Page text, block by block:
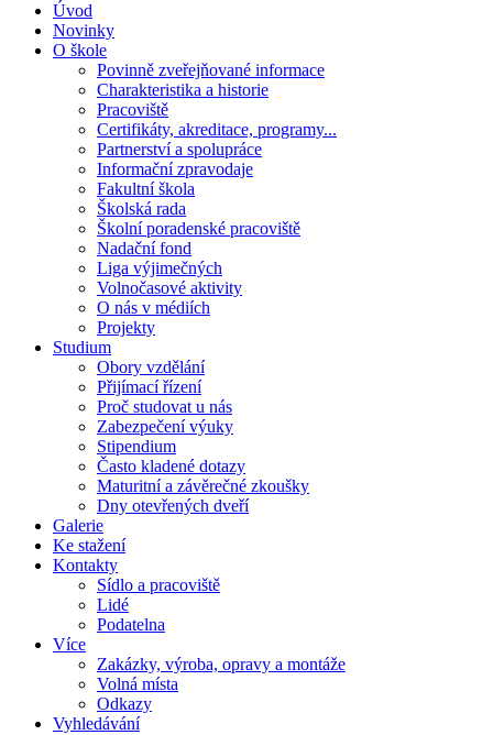
Úvod
Novinky
O škole
Povinně zveřejňované informace
Charakteristika a historie
Pracoviště
Certifikáty, akreditace, programy...
Partnerství a spolupráce
Informační zpravodaje
Fakultní škola
Školská rada
Školní poradenské pracoviště
Nadační fond
Liga výjimečných
Volnočasové aktivity
O nás v médiích
Projekty
Studium
Obory vzdělání
Přijímací řízení
Proč studovat u nás
Zabezpečení výuky
Stipendium
Často kladené dotazy
Maturitní a závěrečné zkoušky
Dny otevřených dveří
Galerie
Ke stažení
Kontakty
Sídlo a pracoviště
Lidé
Podatelna
Více
Zakázky, výroba, opravy a montáže
Volná místa
Odkazy
Vyhledávání